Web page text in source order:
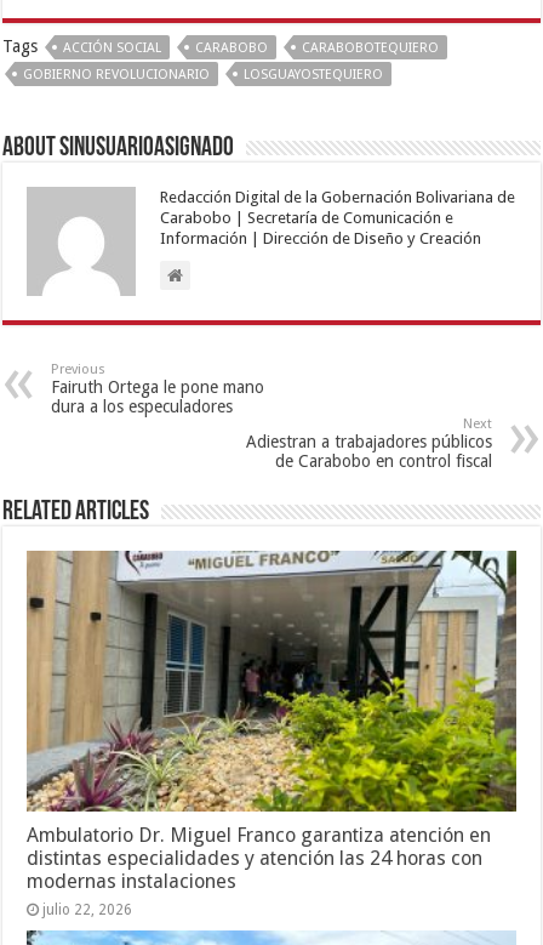
Tags ACCIÓN SOCIAL CARABOBO
CARABOBOTEQUIERO
GOBIERNO REVOLUCIONARIO
LOSGUAYOSTEQUIERO
About sinusuarioasignado
Redacción Digital de la Gobernación Bolivariana de
Carabobo | Secretaría de Comunicación e
Información | Dirección de Diseño y Creación
Previous
Fairuth Ortega le pone mano
dura a los especuladores
Next
Adiestran a trabajadores públicos
de Carabobo en control fiscal
Related Articles
Ambulatorio Dr. Miguel Franco garantiza atención en
distintas especialidades y atención las 24 horas con
modernas instalaciones
julio 22, 2026